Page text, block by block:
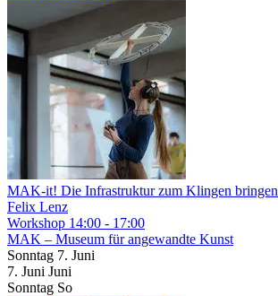
MAK-it! Die Infrastruktur zum Klingen bringen
Felix Lenz
Workshop 14:00 - 17:00
MAK – Museum für angewandte Kunst
Sonntag 7. Juni
7. Juni Juni
Sonntag So